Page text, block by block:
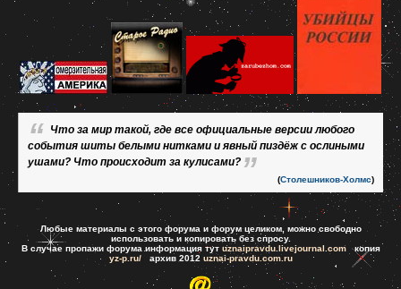
Что за мир такой, где все официальные версии любого
события шиты белыми нитками и явный пиздёж с ослиными
ушами? Что происходит за кулисами?
(Столешников-Холмс)
Любые материалы с этого форума и форум целиком, можно свободно
использовать и копировать без спросу.
В случае пропажи форума информация тут uznaipravdu.livejournal.comкопия
yz-p.ru/архив 2012 uznai-pravdu.com.ru